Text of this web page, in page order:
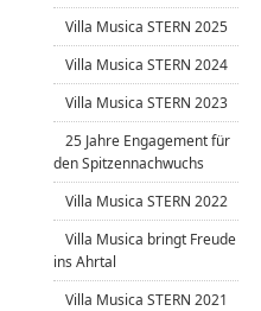
Villa Musica STERN 2025
Villa Musica STERN 2024
Villa Musica STERN 2023
25 Jahre Engagement für
den Spitzennachwuchs
Villa Musica STERN 2022
Villa Musica bringt Freude
ins Ahrtal
Villa Musica STERN 2021